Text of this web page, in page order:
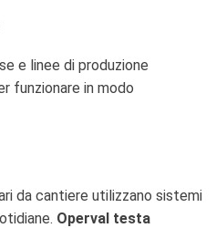
e linee di produzione
funzionare in modo
da cantiere utilizzano sistemi
Operval testa